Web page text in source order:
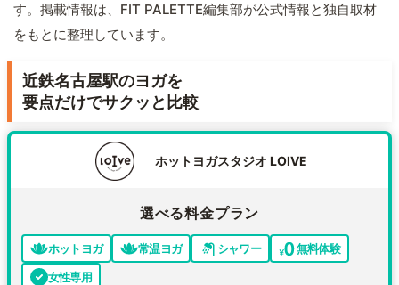
す。掲載情報は、FIT PALETTE編集部が公式情報と独自取材
をもとに整理しています。
近鉄名古屋駅のヨガを
要点だけでサクッと比較
ホットヨガスタジオ LOIVE
選べる料金プラン
ホットヨガ 常温ヨガ シャワー
無料体験
女性専用